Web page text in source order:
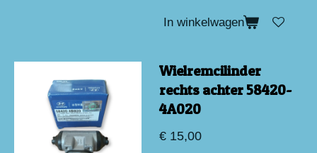
In winkelwagen
Wielremcilinder
rechts achter 58420-
4A020
€ 15,00